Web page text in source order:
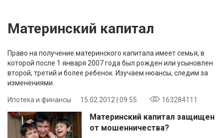
Материнский капитал
Право на получение материнского капитала имеет семья, в
которой после 1 января 2007 года был рожден или усыновлен
второй, третий и более ребенок. Изучаем нюансы, следим за
изменениями.
Ипотека и финансы 15.02.2012 | 09:55 163284111
Материнский капитал защищен
от мошенничества?